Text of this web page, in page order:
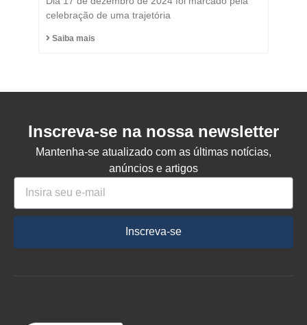
Honorário do Município
celebração de uma trajetória
Saiba mais
Inscreva-se na nossa newsletter
Mantenha-se atualizado com as últimas notícias,
anúncios e artigos
Inscreva-se